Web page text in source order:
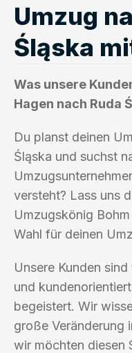
Umzug
Śląska
Was unsere
Hagen nach Ruda
Du planst deinen
Śląska und suchst
versteht? Lass uns
Umzugskönig
Wahl für deinen
Unsere Kunden
und
begeistert. Wir
große Veränderung
wir möchten diesen